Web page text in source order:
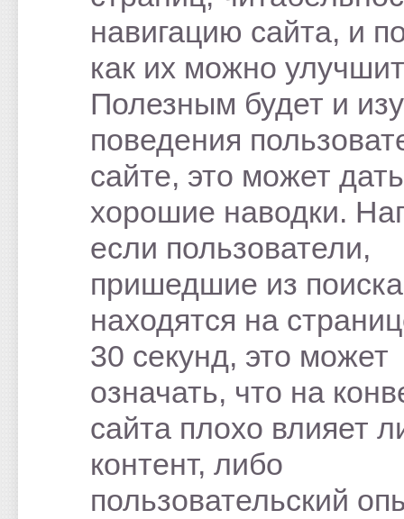
навигацию сайта, и
как их можно
Полезным будет и
поведения
сайте, это может дать
хорошие наводки.
если пользователи,
пришедшие из
находятся на
30 секунд, это может
означать, что на
сайта плохо влияет
контент, либо
пользовательский